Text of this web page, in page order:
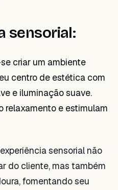
sensorial:
criar um ambiente
centro de estética com
e iluminação suave.
relaxamento e estimulam
sensorial não
do cliente, mas também
fomentando seu